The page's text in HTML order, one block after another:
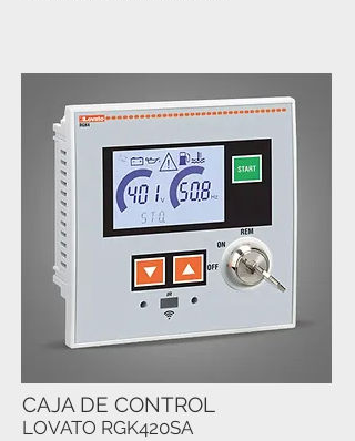
CAJA DE CONTROL
LOVATO RGK420SA